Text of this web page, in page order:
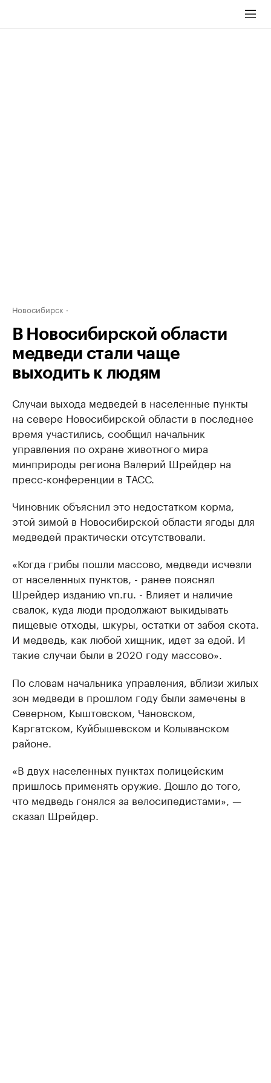
Новосибирск
В Новосибирской области
медведи стали чаще
выходить к людям
Случаи выхода медведей в населенные пункты
на севере Новосибирской области в последнее
время участились, сообщил начальник
управления по охране животного мира
минприроды региона Валерий Шрейдер на
пресс-конференции в ТАСС.
Чиновник объяснил это недостатком корма,
этой зимой в Новосибирской области ягоды для
медведей практически отсутствовали.
«Когда грибы пошли массово, медведи исчезли
от населенных пунктов, - ранее пояснял
Шрейдер изданию vn.ru. - Влияет и наличие
свалок, куда люди продолжают выкидывать
пищевые отходы, шкуры, остатки от забоя скота.
И медведь, как любой хищник, идет за едой. И
такие случаи были в 2020 году массово».
По словам начальника управления, вблизи жилых
зон медведи в прошлом году были замечены в
Северном, Кыштовском, Чановском,
Каргатском, Куйбышевском и Колыванском
районе.
«В двух населенных пунктах полицейским
пришлось применять оружие. Дошло до того,
что медведь гонялся за велосипедистами», —
сказал Шрейдер.